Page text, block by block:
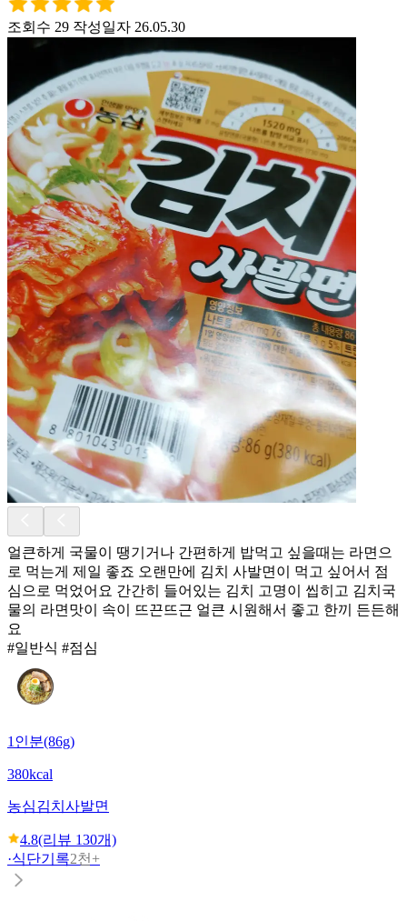
조회수 29 작성일자 26.05.30
얼큰하게 국물이 땡기거나 간편하게 밥먹고 싶을때는 라면으
로 먹는게 제일 좋죠 오랜만에 김치 사발면이 먹고 싶어서 점
심으로 먹었어요 간간히 들어있는 김치 고명이 씹히고 김치국
물의 라면맛이 속이 뜨끈뜨근 얼큰 시원해서 좋고 한끼 든든해
요
#일반식 #점심
1인분(86g)
380kcal
농심김치사발면
4.8(리뷰 130개)
·식단기록2천+